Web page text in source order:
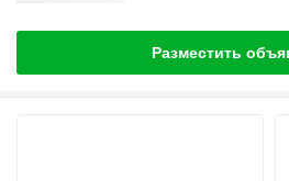
Разместить